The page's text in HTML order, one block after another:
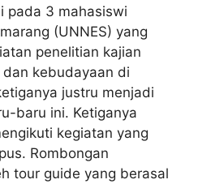
pada 3 mahasiswi
(UNNES) yang
penelitian kajian
kebudayaan di
justru menjadi
baru ini. Ketiganya
kegiatan yang
Rombongan
tour guide yang berasal